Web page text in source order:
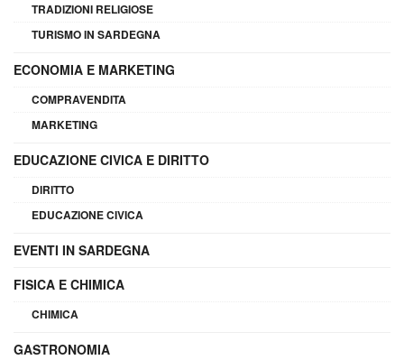
TRADIZIONI RELIGIOSE
TURISMO IN SARDEGNA
ECONOMIA E MARKETING
COMPRAVENDITA
MARKETING
EDUCAZIONE CIVICA E DIRITTO
DIRITTO
EDUCAZIONE CIVICA
EVENTI IN SARDEGNA
FISICA E CHIMICA
CHIMICA
GASTRONOMIA